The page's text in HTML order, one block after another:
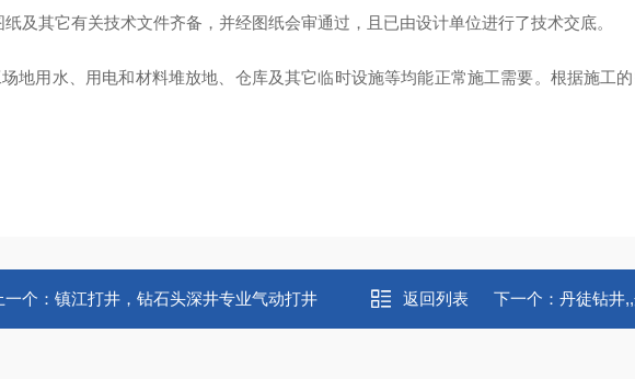
纸及其它有关技术文件齐备，并经图纸会审通过，且已由设计单位进行了技术交底。
地用水、用电和材料堆放地、仓库及其它临时设施等均能正常施工需要。根据施工
一个： 镇江打井，钻石头深井专业气动打井 返回列表 下一个： 丹徒钻井,,